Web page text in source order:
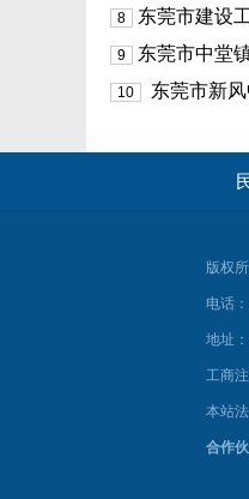
8 东莞市建设
9 东莞市中堂
10 东莞市新
版权
电话
地址
工商
本站
合作伙